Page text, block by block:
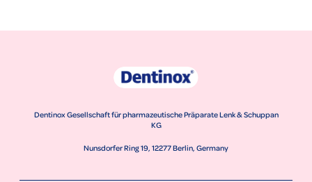
Dentinox Gesellschaft für pharmazeutische Präparate Lenk & Schuppan
KG
Nunsdorfer Ring 19, 12277 Berlin, Germany